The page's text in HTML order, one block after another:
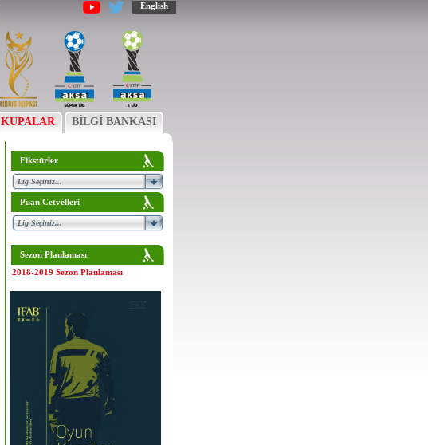
English
KUPALAR BİLGİ BANKASI
Fikstürler
Puan Cetvelleri
Sezon Planlaması
2018-2019 Sezon Planlaması